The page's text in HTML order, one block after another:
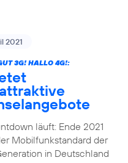
2021
3G! HALLO 4G!:
läuft: Ende 2021
Mobilfunkstandard der
in Deutschland